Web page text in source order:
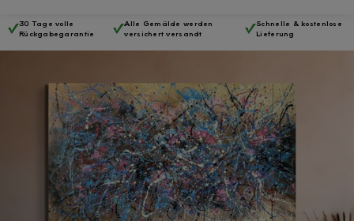
Es befinden sich keine Produkte im Warenkorb.
30 Tage volle
Rückgabegarantie
Alle Gemälde werden
versichert versandt
Schnelle & kostenlose
Lieferung